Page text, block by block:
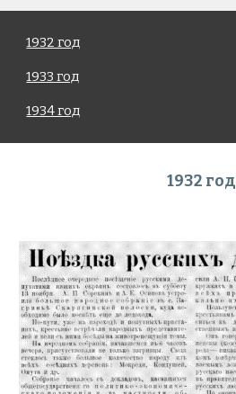
1932 год
1933 год
1934 год
1932 год